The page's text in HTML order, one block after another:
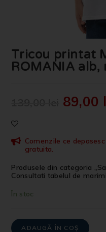
Tricou printat
ROMANIA alb,
89,00
Comenzile ce
gratuita.
Produsele din categoria
Consultati tabelul de
În stoc
ADAUGĂ ÎN COȘ